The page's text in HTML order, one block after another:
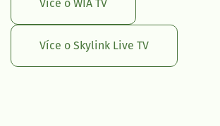
Více o WIA TV
Více o Skylink Live TV